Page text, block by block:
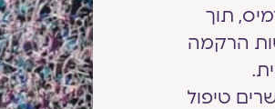
תוך
הרקמה
טיפול